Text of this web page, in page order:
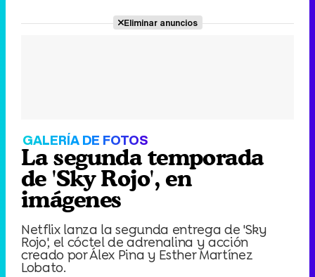
Eliminar anuncios
GALERÍA DE FOTOS
La segunda temporada
de 'Sky Rojo', en
imágenes
Netflix lanza la segunda entrega de 'Sky
Rojo', el cóctel de adrenalina y acción
creado por Álex Pina y Esther Martínez
Lobato.